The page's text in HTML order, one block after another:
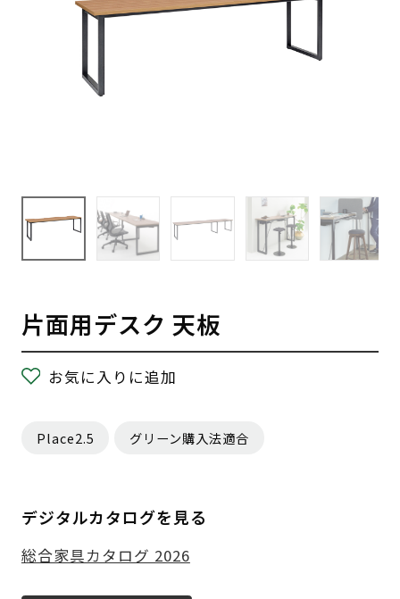
片面用デスク 天板
お気に入りに追加
Place2.5 グリーン購入法適合
デジタルカタログを見る
総合家具カタログ 2026